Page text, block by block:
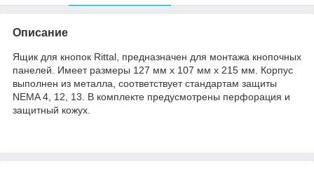
Описание
Ящик для кнопок Rittal, предназначен для монтажа кнопочных
панелей. Имеет размеры 127 мм x 107 мм x 215 мм. Корпус
выполнен из металла, соответствует стандартам защиты
NEMA 4, 12, 13. В комплекте предусмотрены перфорация и
защитный кожух.